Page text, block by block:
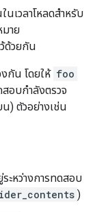
เวลาโหลดสำหรับ
มาย
ด้วยกัน
กัน โดยให้ foo
อบกำลังตรวจ
) ตัวอย่างเช่น
ะหว่างการทดสอบ
)